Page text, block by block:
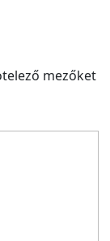
mezőket